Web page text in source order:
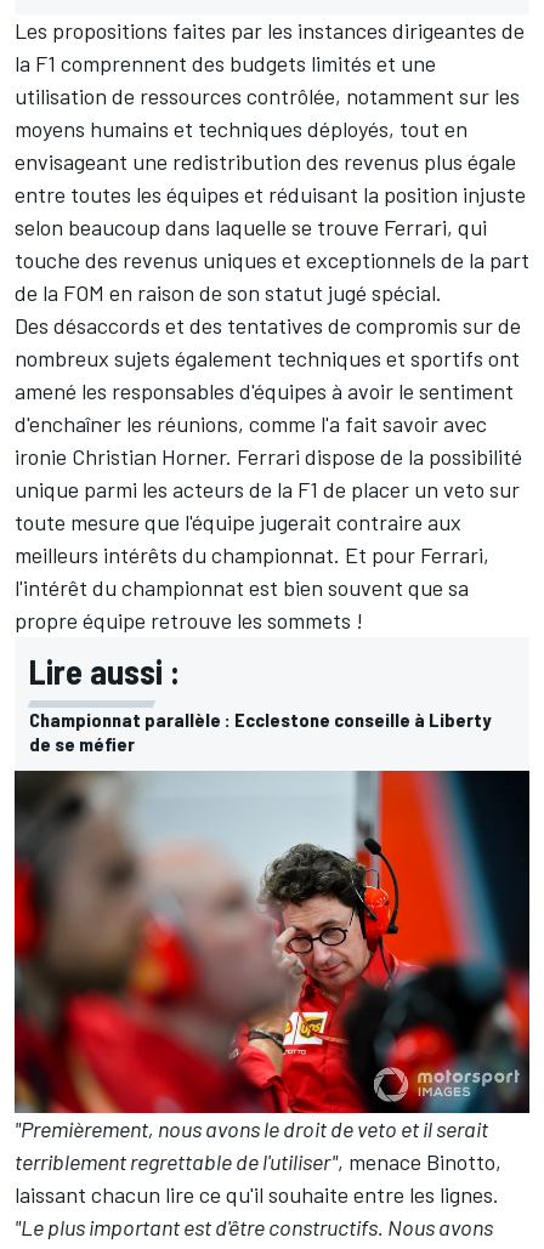
Les propositions faites par les instances dirigeantes de
la F1 comprennent des budgets limités et une
utilisation de ressources contrôlée, notamment sur les
moyens humains et techniques déployés, tout en
envisageant une redistribution des revenus plus égale
entre toutes les équipes et réduisant la position injuste
selon beaucoup dans laquelle se trouve Ferrari, qui
touche des revenus uniques et exceptionnels de la part
de la FOM en raison de son statut jugé spécial.
Des désaccords et des tentatives de compromis sur de
nombreux sujets également techniques et sportifs ont
amené les responsables d'équipes à avoir le sentiment
d'enchaîner les réunions, comme l'a fait savoir avec
ironie Christian Horner. Ferrari dispose de la possibilité
unique parmi les acteurs de la F1 de placer un veto sur
toute mesure que l'équipe jugerait contraire aux
meilleurs intérêts du championnat. Et pour Ferrari,
l'intérêt du championnat est bien souvent que sa
propre équipe retrouve les sommets !
Lire aussi :
Championnat parallèle : Ecclestone conseille à Liberty
de se méfier
"Premièrement, nous avons le droit de veto et il serait
terriblement regrettable de l'utiliser", menace Binotto,
laissant chacun lire ce qu'il souhaite entre les lignes.
"Le plus important est d'être constructifs. Nous avons